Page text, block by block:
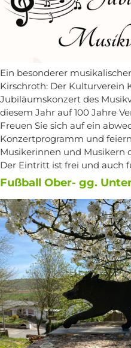
Ein besonderer
Kirschroth: Der Kulturverein
Jubiläumskonzert des
diesem Jahr auf 100 Jahre
Freuen Sie sich auf ein
Konzertprogramm und
Musikerinnen und Musikern
Der Eintritt ist frei und auch
Fußball Ober- gg.